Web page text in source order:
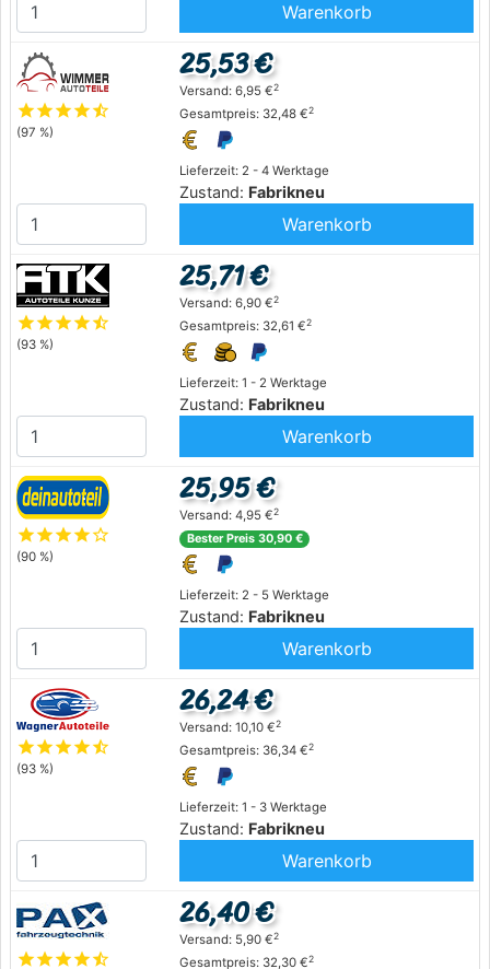
Warenkorb
starstarstarstarstar_half
(97 %)
Lieferzeit: 2 - 4 Werktage
Zustand: Fabrikneu
25,53 €
Versand: 6,95 €2
Gesamtpreis: 32,48 €2
Warenkorb
starstarstarstarstar_half
(93 %)
Lieferzeit: 1 - 2 Werktage
Zustand: Fabrikneu
25,71 €
Versand: 6,90 €2
Gesamtpreis: 32,61 €2
Warenkorb
starstarstarstarstar_outline
(90 %)
Lieferzeit: 2 - 5 Werktage
Zustand: Fabrikneu
25,95 €
Versand: 4,95 €2
Bester Preis 30,90 €
Warenkorb
starstarstarstarstar_half
(93 %)
Lieferzeit: 1 - 3 Werktage
Zustand: Fabrikneu
26,24 €
Versand: 10,10 €2
Gesamtpreis: 36,34 €2
Warenkorb
starstarstarstarstar_half
26,40 €
Versand: 5,90 €2
Gesamtpreis: 32,30 €2